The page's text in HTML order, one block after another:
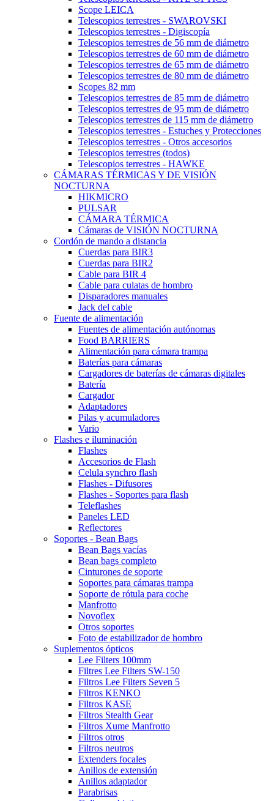
Scope LEICA
Telescopios terrestres - SWAROVSKI
Telescopios terrestres - Digiscopía
Telescopios terrestres de 56 mm de diámetro
Telescopios terrestres de 60 mm de diámetro
Telescopios terrestres de 65 mm de diámetro
Telescopios terrestres de 80 mm de diámetro
Scopes 82 mm
Telescopios terrestres de 85 mm de diámetro
Telescopios terrestres de 95 mm de diámetro
Telescopios terrestres de 115 mm de diámetro
Telescopios terrestres - Estuches y Protecciones
Telescopios terrestres - Otros accesorios
Telescopios terrestres (todos)
Telescopios terrestres - HAWKE
CÁMARAS TÉRMICAS Y DE VISIÓN
NOCTURNA
HIKMICRO
PULSAR
CÁMARA TÉRMICA
Cámaras de VISIÓN NOCTURNA
Cordón de mando a distancia
Cuerdas para BIR3
Cuerdas para BIR2
Cable para BIR 4
Cable para culatas de hombro
Disparadores manuales
Jack del cable
Fuente de alimentación
Fuentes de alimentación autónomas
Food BARRIERS
Alimentación para cámara trampa
Baterías para cámaras
Cargadores de baterías de cámaras digitales
Batería
Cargador
Adaptadores
Pilas y acumuladores
Vario
Flashes e iluminación
Flashes
Accesorios de Flash
Celula synchro flash
Flashes - Difusores
Flashes - Soportes para flash
Teleflashes
Paneles LED
Reflectores
Soportes - Bean Bags
Bean Bags vacías
Bean bags completo
Cinturones de soporte
Soportes para cámaras trampa
Soporte de rótula para coche
Manfrotto
Novoflex
Otros soportes
Foto de estabilizador de hombro
Suplementos ópticos
Lee Filters 100mm
Filtres Lee Filters SW-150
Filtros Lee Filters Seven 5
Filtros KENKO
Filtros KASE
Filtros Stealth Gear
Filtros Xume Manfrotto
Filtros otros
Filtros neutros
Extenders focales
Anillos de extensión
Anillos adaptador
Parabrisas